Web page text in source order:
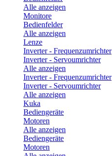
Alle anzeigen
Monitore
Bedienfelder
Alle anzeigen
Lenze
Inverter - Frequenzumrichter
Inverter - Servoumrichter
Alle anzeigen
Inverter - Frequenzumrichter
Inverter - Servoumrichter
Alle anzeigen
Kuka
Bediengeräte
Motoren
Alle anzeigen
Bediengeräte
Motoren